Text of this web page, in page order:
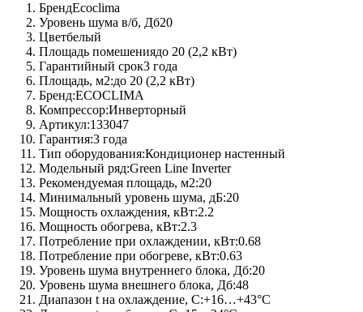
БрендEcoclima
Уровень шума в/б, Дб20
Цветбелый
Площадь помешениядо 20 (2,2 кВт)
Гарантийный срок3 года
Площадь, м2:до 20 (2,2 кВт)
Бренд:ECOCLIMA
Компрессор:Инверторный
Артикул:133047
Гарантия:3 года
Тип оборудования:Кондиционер настенный
Модельный ряд:Green Line Inverter
Рекомендуемая площадь, м2:20
Минимальный уровень шума, дБ:20
Мощность охлаждения, кВт:2.2
Мощность обогрева, кВт:2.3
Потребление при охлаждении, кВт:0.68
Потребление при обогреве, кВт:0.63
Уровень шума внутреннего блока, Дб:20
Уровень шума внешнего блока, Дб:48
Диапазон t на охлаждение, C:+16…+43°С